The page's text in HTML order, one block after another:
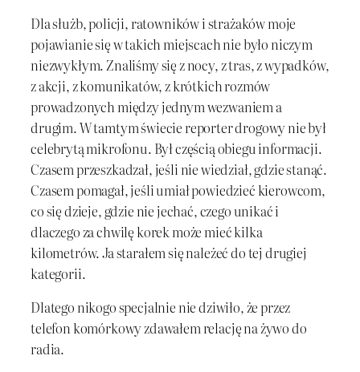
Dla służb, policji, ratowników i strażaków moje
pojawianie się w takich miejscach nie było niczym
niezwykłym. Znaliśmy się z nocy, z tras, z wypadków,
z akcji, z komunikatów, z krótkich rozmów
prowadzonych między jednym wezwaniem a
drugim. W tamtym świecie reporter drogowy nie był
celebrytą mikrofonu. Był częścią obiegu informacji.
Czasem przeszkadzał, jeśli nie wiedział, gdzie stanąć.
Czasem pomagał, jeśli umiał powiedzieć kierowcom,
co się dzieje, gdzie nie jechać, czego unikać i
dlaczego za chwilę korek może mieć kilka
kilometrów. Ja starałem się należeć do tej drugiej
kategorii.
Dlatego nikogo specjalnie nie dziwiło, że przez
telefon komórkowy zdawałem relację na żywo do
radia.